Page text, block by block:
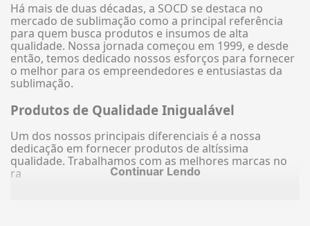
Há mais de duas décadas, a SOCD se destaca no
mercado de sublimação como a principal referência
para quem busca produtos e insumos de alta
qualidade. Nossa jornada começou em 1999, e desde
então, temos dedicado nossos esforços para fornecer
o melhor para os empreendedores e entusiastas da
sublimação.
Produtos de Qualidade Inigualável
Um dos nossos principais diferenciais é a nossa
dedicação em fornecer produtos de altíssima
qualidade. Trabalhamos com as melhores marcas no
ra
Continuar Lendo